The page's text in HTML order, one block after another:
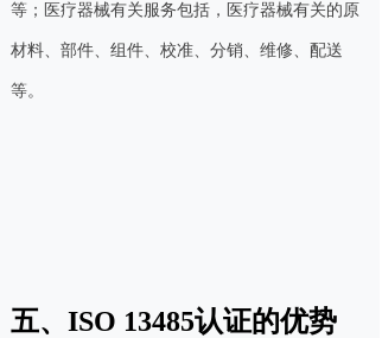
等；医疗器械有关服务包括，医疗器械有关的原
材料、部件、组件、校准、分销、维修、配送
等。
五、ISO 13485认证的优势